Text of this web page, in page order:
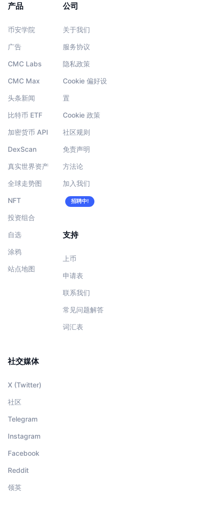
产品
币安学院
广告
CMC Labs
CMC Max
头条新闻
比特币 ETF
加密货币 API
DexScan
真实世界资产
全球走势图
NFT
投资组合
自选
涂鸦
站点地图
公司
关于我们
服务协议
隐私政策
Cookie 偏好设
置
Cookie 政策
社区规则
免责声明
方法论
加入我们
招聘中!
支持
上币
申请表
联系我们
常见问题解答
词汇表
社交媒体
X (Twitter)
社区
Telegram
Instagram
Facebook
Reddit
领英